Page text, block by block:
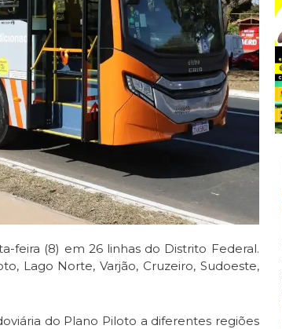
feira (8) em 26 linhas do Distrito Federal.
Lago Norte, Varjão, Cruzeiro, Sudoeste,
do Plano Piloto a diferentes regiões